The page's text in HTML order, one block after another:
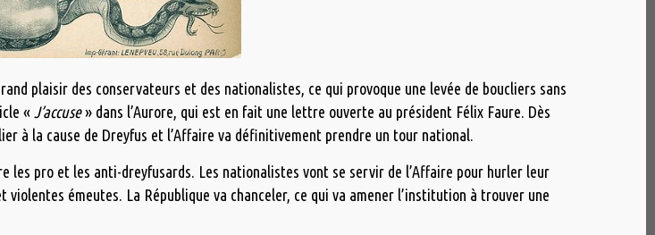
plaisir des conservateurs et des nationalistes, ce qui provoque une levée de boucliers sans
« J’accuse» dans l’Aurore, qui est en fait une lettre ouverte au président Félix Faure. Dès
à la cause de Dreyfus et l’Affaire va définitivement prendre un tour national.
les pro et les anti-dreyfusards. Les nationalistes vont se servir de l’Affaire pour hurler leur
violentes émeutes. La République va chanceler, ce qui va amener l’institution à trouver une